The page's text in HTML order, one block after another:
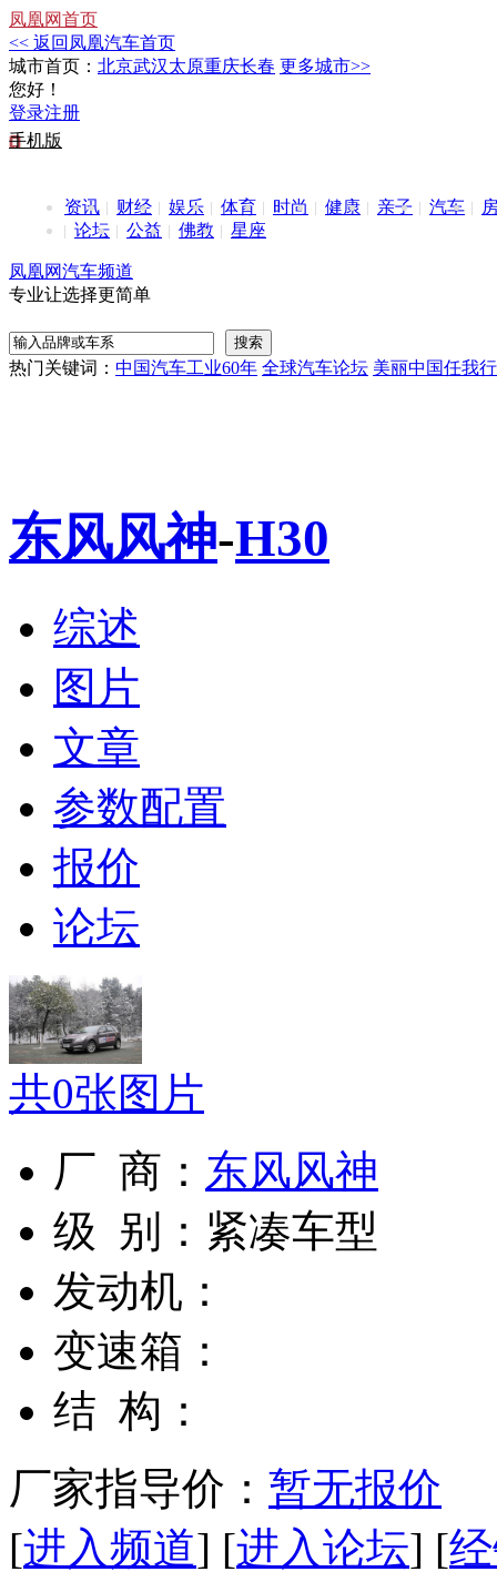
凤凰网首页
<< 返回凤凰汽车首页
城市首页： 北京武汉太原重庆长春 更多城市>>
您好！
登录注册
手机版
资讯 财经 娱乐 体育 时尚 健康 亲子 汽车
论坛
公益 佛教 星座
凤凰网汽车频道
专业让选择更简单
热门关键词： 中国汽车工业60年 全球汽车论坛 美丽中国任我行
东风风神-H30
综述
图片
文章
参数配置
报价
论坛
共0张图片
厂 商： 东风风神
级 别： 紧凑车型
发动机：
变速箱：
结 构：
厂家指导价： 暂无报价
[进入频道] [进入论坛] [